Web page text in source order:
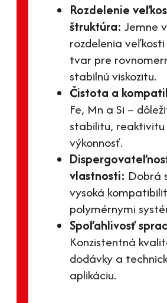
Rozdelenie
štruktúra: Jemne
rozdelenia
tvar pre
stabilnú viskozitu.
Čistota a
Fe, Mn a Si –
stabilitu,
výkonnosť.
vlastnosti: Dobrá
vysoká
polymérnymi
Spoľahlivosť
Konzistentná
dodávky a
aplikáciu.